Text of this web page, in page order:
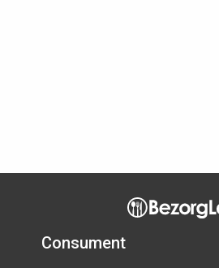
Consument